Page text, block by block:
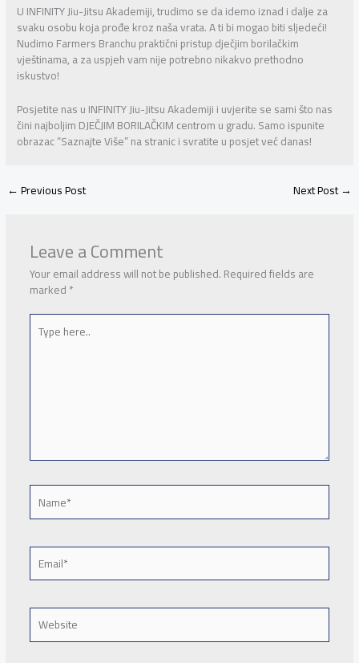
U INFINITY Jiu-Jitsu Akademiji, trudimo se da idemo iznad i dalje za
svaku osobu koja prođe kroz naša vrata. A ti bi mogao biti sljedeći!
Nudimo Farmers Branchu praktični pristup dječjim borilačkim
vještinama, a za uspjeh vam nije potrebno nikakvo prethodno
iskustvo!
Posjetite nas u INFINITY Jiu-Jitsu Akademiji i uvjerite se sami što nas
čini najboljim DJEČJIM BORILAČKIM centrom u gradu. Samo ispunite
obrazac “Saznajte Više” na stranic i svratite u posjet već danas!
←Previous Post Next Post→
Leave a Comment
Your email address will not be published.Required fields are
marked*
Type
here..
Name*
Email*
Website